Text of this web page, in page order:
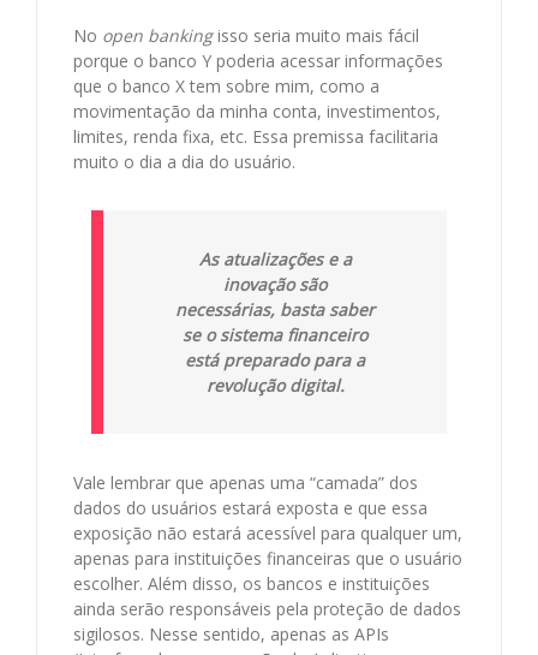
No open bankingisso seria muito mais fácil
porque o banco Y poderia acessar informações
que o banco X tem sobre mim, como a
movimentação da minha conta, investimentos,
limites, renda fixa, etc. Essa premissa facilitaria
muito o dia a dia do usuário.
As atualizações e a
inovação são
necessárias, basta saber
se o sistema financeiro
está preparado para a
revolução digital.
Vale lembrar que apenas uma “camada” dos
dados do usuários estará exposta e que essa
exposição não estará acessível para qualquer um,
apenas para instituições financeiras que o usuário
escolher. Além disso, os bancos e instituições
ainda serão responsáveis pela proteção de dados
sigilosos. Nesse sentido, apenas as APIs